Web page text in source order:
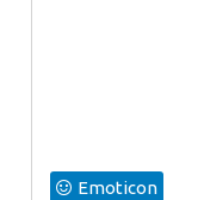
Emoticon